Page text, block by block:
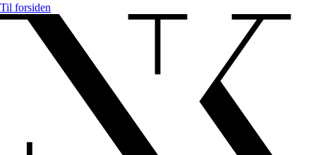
Til forsiden